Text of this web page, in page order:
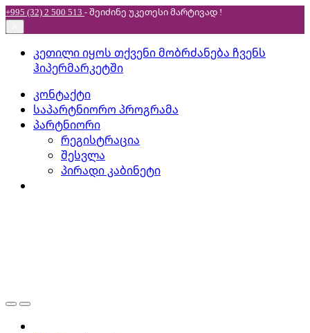
+995 (32) 2 500 513 - შეიძინე უკეთესიმარტივად !
Skip
Skip კეთილი იყოს თქვენი მობრძანება ჩვენს
ჰიპერმარკეტში
კონტაქტი
საპარტნიორო პროგრამა
პარტნიორი
რეგისტრაცია
შესვლა
პირადი კაბინეტი